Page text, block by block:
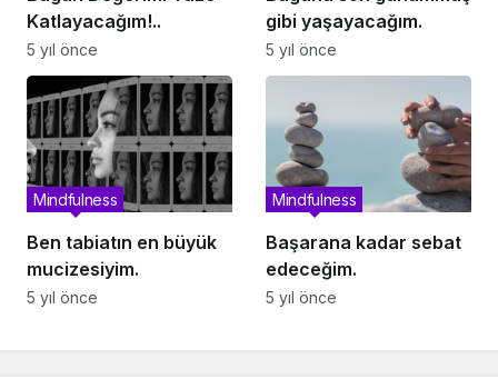
Katlayacağım!..
5 yıl önce
gibi yaşayacağım.
5 yıl önce
Ben tabiatın en büyük
mucizesiyim.
Mindfulness
5 yıl önce
Başarana kadar sebat
edeceğim.
Mindfulness
5 yıl önce